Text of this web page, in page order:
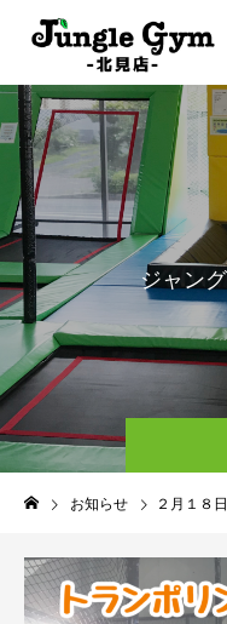
ジャングル
お知らせ ２月１８